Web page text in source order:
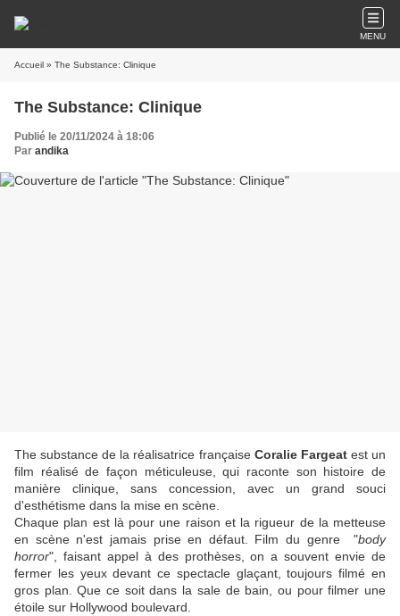
MENU
Accueil » The Substance: Clinique
The Substance: Clinique
Publié le 20/11/2024 à 18:06
Par andika
The substance de la réalisatrice française Coralie Fargeat est un
film réalisé de façon méticuleuse, qui raconte son histoire de
manière clinique, sans concession, avec un grand souci
d'esthétisme dans la mise en scène.
Chaque plan est là pour une raison et la rigueur de la metteuse
en scène n'est jamais prise en défaut. Film du genre "body
horror", faisant appel à des prothèses, on a souvent envie de
fermer les yeux devant ce spectacle glaçant, toujours filmé en
gros plan. Que ce soit dans la sale de bain, ou pour filmer une
étoile sur Hollywood boulevard.